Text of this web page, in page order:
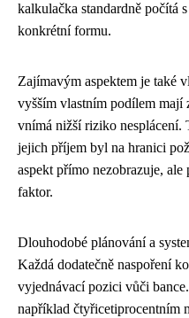
kalkulačka standardně počítá
konkrétní formu.
Zajímavým aspektem je také
vyšším vlastním podílem mají
vnímá nižší riziko
jejich příjem byl na hranici
aspekt přímo nezobrazuje,
faktor.
Dlouhodobé plánování a
Každá dodatečně naspoření
vyjednávací pozici vůči
například čtyřicetiprocentním